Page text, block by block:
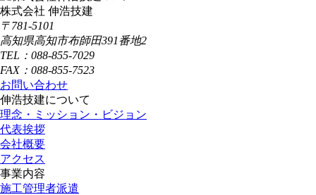
株式会社 伸浩技建
〒781-5101
高知県高知市布師田391番地2
TEL：088-855-7029
FAX：088-855-7523
お問い合わせ
伸浩技建について
理念・ミッション・ビジョン
代表挨拶
会社概要
アクセス
事業内容
施工管理者派遣